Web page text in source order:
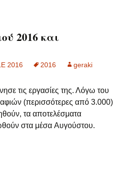
2016 και
2016 2016 geraki
τις εργασίες της. Λόγω του
(περισσότερες από 3.000)
τα αποτελέσματα
στα μέσα Αυγούστου.